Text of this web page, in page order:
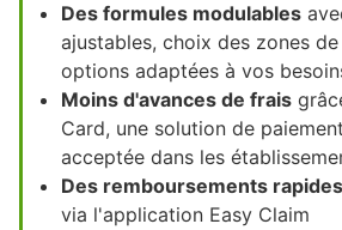
Des formules modulables
ajustables, choix des zones
options adaptées à vos
Moins d'avances de frais
Card, une solution de
acceptée dans les
Des remboursements rapides
via l'application Easy Claim